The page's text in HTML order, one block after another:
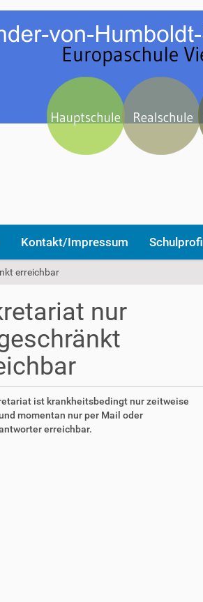
Kontakt/Impressum Schulprofil
erreichbar
nur
ist krankheitsbedingt nur zeitweise
momentan nur per Mail oder
erreichbar.